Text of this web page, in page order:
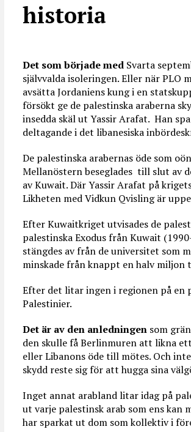
historia
Det som började med Svarta
självvalda isoleringen. Eller när PLO
avsätta Jordaniens kung i en
försökt ge de palestinska araberna
insedda skäl ut Yassir Arafat. Han
deltagande i det libanesiska
De palestinska arabernas öde som
Mellanöstern beseglades till slut av
av Kuwait. Där Yassir Arafat på
Likheten med Vidkun Qvisling är
Efter Kuwaitkriget utvisades de
palestinska Exodus från Kuwait
stängdes av från de universitet som
minskade från knappt en halv miljon
Efter det litar ingen i regionen på en
Palestinier.
Det är av den anledningen som
den skulle få Berlinmuren att likna
eller Libanons öde till mötes. Och
skydd reste sig för att hugga sina
Inget annat arabland litar idag på
ut varje palestinsk arab som ens kan
har sparkat ut dom som kollektiv i